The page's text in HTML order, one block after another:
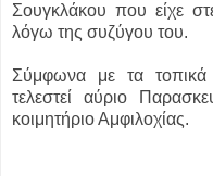
Σουγκλάκου που είχε
λόγω της συζύγου του.
Σύμφωνα με τα τοπικά
τελεστεί αύριο
κοιμητήριο Αμφιλοχίας.